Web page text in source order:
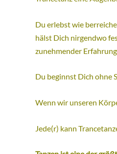
Du erlebst wie
hälst Dich nirgendwo
zunehmender
Du beginnst Dich ohne
Wenn wir unseren
Jede(r) kann